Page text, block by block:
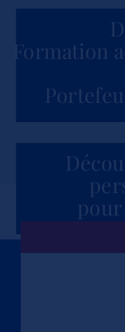
Formation
Une